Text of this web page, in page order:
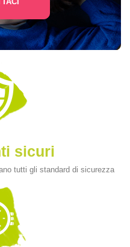
sicuri
tutti gli standard di sicurezza